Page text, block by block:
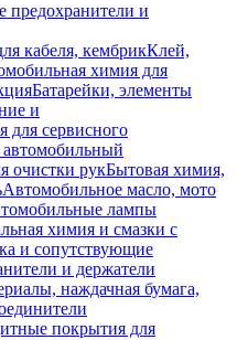
предохранители и
кабеля, кембрикКлей,
химия для
Батарейки, элементы
и
для сервисного
очистки рукБытовая химия,
Автомобильное масло, мото
лампы
химия и смазки с
и сопутствующие
и держатели
наждачная бумага,
покрытия для